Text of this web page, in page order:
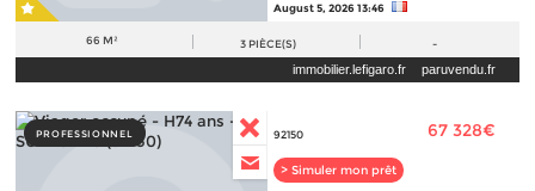
August 5, 2026 13:46
66 M² 3 PIÈCE(S) -
immobilier.lefigaro.fr paruvendu.fr
PROFESSIONNEL 92150
> Simuler mon prêt
67 328€